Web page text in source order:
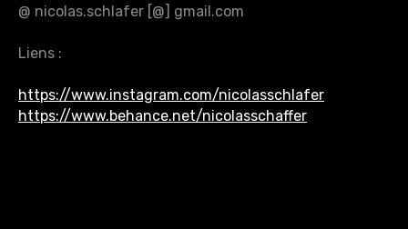
@ nicolas.schlafer [@] gmail.com
Liens :
https://www.instagram.com/nicolasschlafer
https://www.behance.net/nicolasschaffer